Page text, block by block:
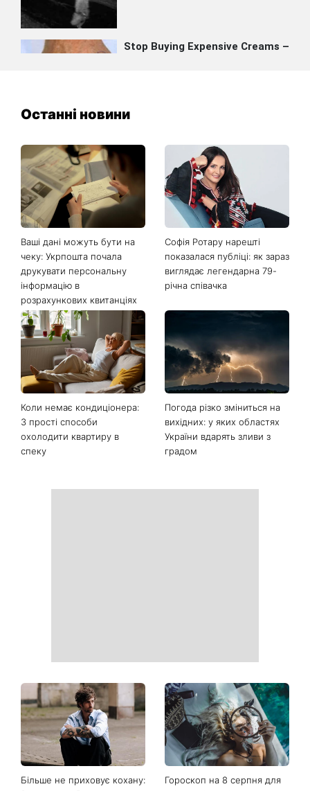
Останні новини
Коли немає кондиціонера:
3 прості способи
охолодити квартиру в
спеку
Погода різко зміниться на
вихідних: у яких областях
України вдарять зливи з
градом